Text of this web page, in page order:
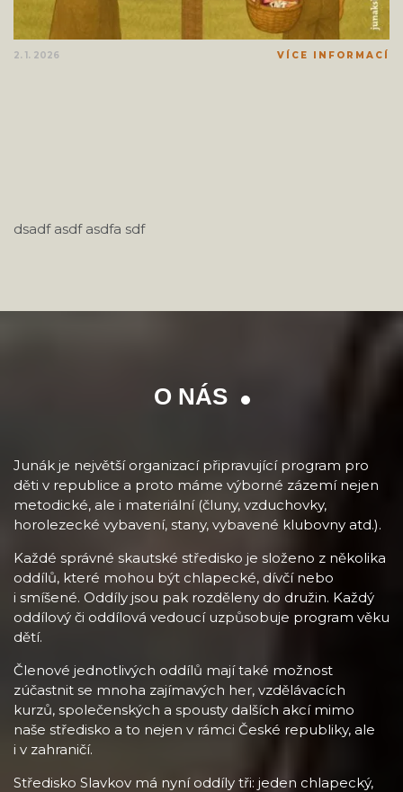
2. 1. 2026 VÍCE INFORMACÍ
dsadf asdf asdfa sdf
O NÁS
Junák je největší organizací připravující program pro
děti v republice a proto máme výborné zázemí nejen
metodické, ale i materiální (čluny, vzduchovky,
horolezecké vybavení, stany, vybavené klubovny atd.).
Každé správné skautské středisko je složeno z několika
oddílů, které mohou být chlapecké, dívčí nebo
i smíšené. Oddíly jsou pak rozděleny do družin. Každý
oddílový či oddílová vedoucí uzpůsobuje program věku
dětí.
Členové jednotlivých oddílů mají také možnost
zúčastnit se mnoha zajímavých her, vzdělávacích
kurzů, společenských a spousty dalších akcí mimo
naše středisko a to nejen v rámci České republiky, ale
i v zahraničí.
Středisko Slavkov má nyní oddíly tři: jeden chlapecký,